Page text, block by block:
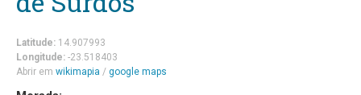
Latitude: 14.907993
Longitude: -23.518403
Abrir em wikimapia / google maps